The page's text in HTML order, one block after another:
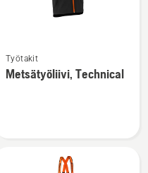
lisätietoja
tuotteesta
Työtakit
Metsätyöliivi, Technical